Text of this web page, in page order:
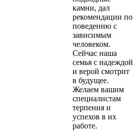
камни, дал
рекомендации по
поведению с
зависимым
человеком.
Сейчас наша
семья с надеждой
и верой смотрит
в будущее.
Желаем вашим
специалистам
терпения и
успехов в их
работе.